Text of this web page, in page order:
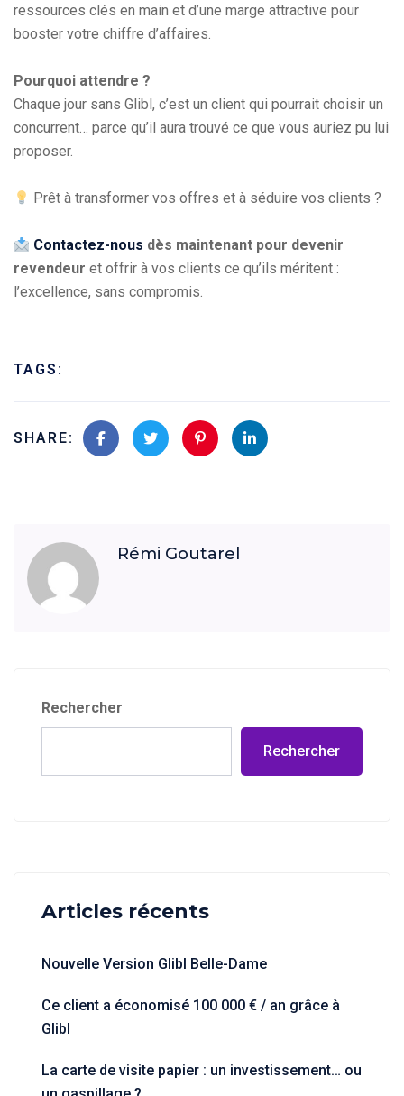
ressources clés en main et d’une marge attractive pour
booster votre chiffre d’affaires.
Pourquoi attendre ?
Chaque jour sans Glibl, c’est un client qui pourrait choisir un
concurrent… parce qu’il aura trouvé ce que vous auriez pu lui
proposer.
Prêt à transformer vos offres et à séduire vos clients ?
Contactez-nous dès maintenant pour devenir
revendeur et offrir à vos clients ce qu’ils méritent :
l’excellence, sans compromis.
TAGS:
SHARE:
Rémi Goutarel
Rechercher
Rechercher
Articles récents
Nouvelle Version Glibl Belle-Dame
Ce client a économisé 100 000 € / an grâce à
Glibl
La carte de visite papier : un investissement… ou